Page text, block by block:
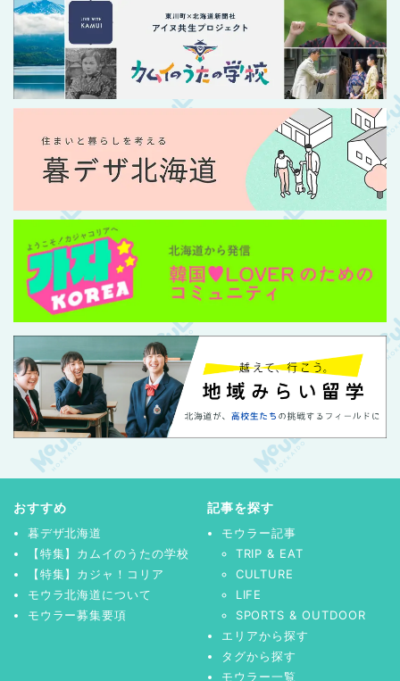
おすすめ
暮デザ北海道
【特集】カムイのうたの学校
【特集】カジャ！コリア
モウラ北海道について
モウラー募集要項
記事を探す
モウラー記事
TRIP & EAT
CULTURE
LIFE
SPORTS & OUTDOOR
エリアから探す
タグから探す
モウラー一覧